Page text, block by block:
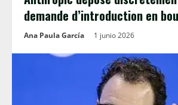
demande d’introduction en
Ana Paula García 1 junio 2026